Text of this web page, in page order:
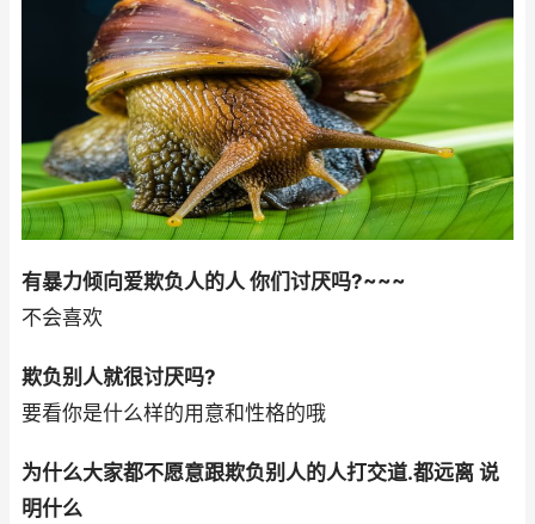
有暴力倾向爱欺负人的人 你们讨厌吗?~~~
不会喜欢
欺负别人就很讨厌吗?
要看你是什么样的用意和性格的哦
为什么大家都不愿意跟欺负别人的人打交道.都远离 说
明什么